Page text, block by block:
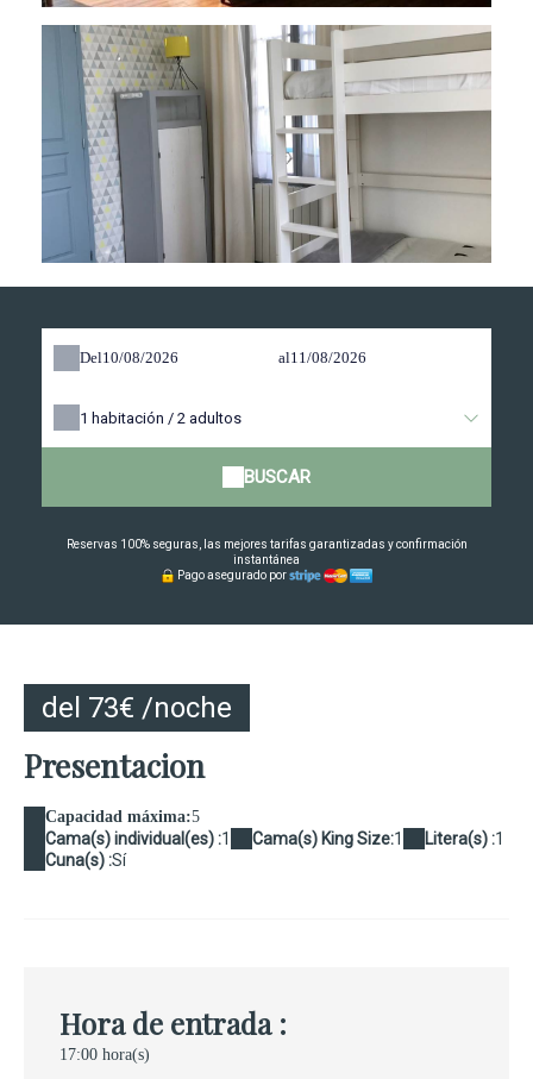
Del al
1 habitación / 2 adultos
BUSCAR
Reservas 100% seguras, las mejores tarifas garantizadas y confirmación
instantánea
Pago asegurado por
del 73€ /noche
Presentacion
Capacidad máxima:5
Cama(s) individual(es) :1 Cama(s) King Size:1 Litera(s) :1
Cuna(s) :Sí
Hora de entrada :
17:00 hora(s)